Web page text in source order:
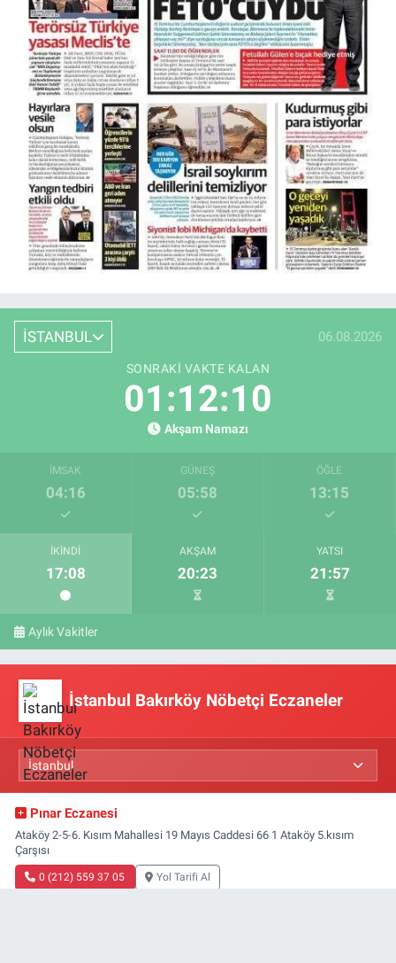
İSTANBUL 06.08.2026
SONRAKI VAKTE KALAN
01:12:09
Akşam Namazı
İMSAK
04:16
GÜNEŞ
05:58
ÖĞLE
13:15
İKINDI
17:08
AKŞAM
20:23
YATSI
21:57
Aylık Vakitler
İstanbul Bakırköy Nöbetçi Eczaneler
Pınar Eczanesi
Ataköy 2-5-6. Kısım Mahallesi 19 Mayıs Caddesi 66 1 Ataköy 5.kısım
Çarşısı
0 (212) 559 37 05 Yol Tarifi Al